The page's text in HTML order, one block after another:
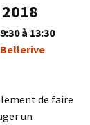
2018
à 13:30
de faire
un